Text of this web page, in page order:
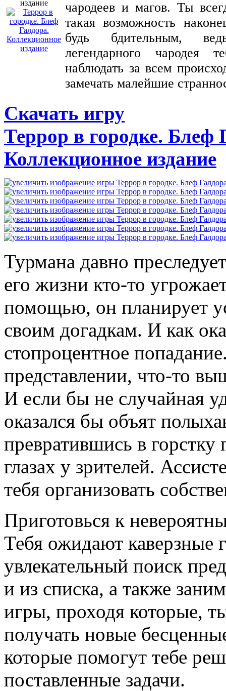
чародеев и магов. Ты
такая возможность
будь бдительным,
легендарного чародея
наблюдать за всем
замечать малейшие
Скачать игру
Террор в городке. Блеф
Коллекционное издание
Турмана давно
его жизни кто-то
помощью, он планирует
своим догадкам. И как
стопроцентное
представлении, что-то
И если бы не случайная
оказался бы объят
превратившись в горстку
глазах у зрителей.
тебя организовать
Приготовься к
Тебя ожидают каверзные
увлекательный поиск
и из списка, а также
игры, проходя которые,
получать новые
которые помогут тебе
поставленные задачи.